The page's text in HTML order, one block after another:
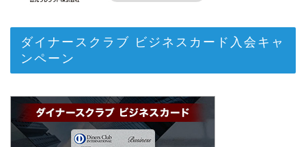
ダイナースクラブ ビジネスカード入会キャ
ンペーン